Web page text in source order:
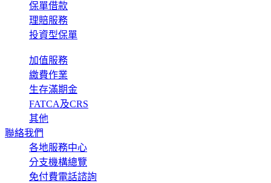
保單借款
理賠服務
投資型保單
加值服務
繳費作業
生存滿期金
FATCA及CRS
其他
聯絡我們
各地服務中心
分支機構總覽
免付費電話諮詢